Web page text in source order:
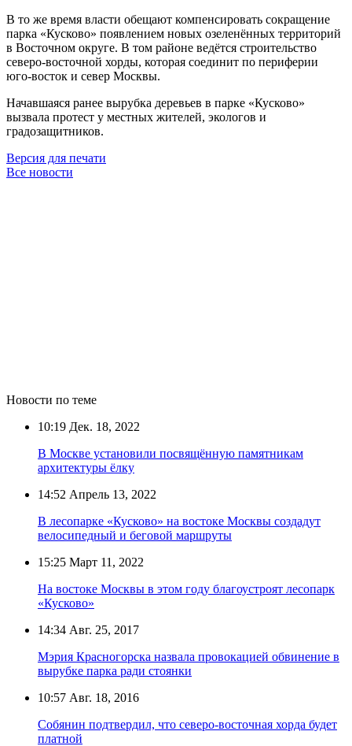
В то же время власти обещают компенсировать сокращение
парка «Кусково» появлением новых озеленённых территорий
в Восточном округе. В том районе ведётся строительство
северо-восточной хорды, которая соединит по периферии
юго-восток и север Москвы.
Начавшаяся ранее вырубка деревьев в парке «Кусково»
вызвала протест у местных жителей, экологов и
градозащитников.
Версия для печати
Все новости
Новости по теме
10:19 Дек. 18, 2022
В Москве установили посвящённую памятникам
архитектуры ёлку
14:52 Апрель 13, 2022
В лесопарке «Кусково» на востоке Москвы создадут
велосипедный и беговой маршруты
15:25 Март 11, 2022
На востоке Москвы в этом году благоустроят лесопарк
«Кусково»
14:34 Авг. 25, 2017
Мэрия Красногорска назвала провокацией обвинение в
вырубке парка ради стоянки
10:57 Авг. 18, 2016
Собянин подтвердил, что северо-восточная хорда будет
платной